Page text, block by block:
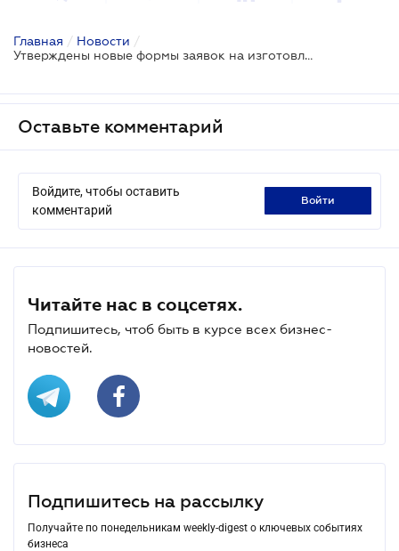
Главная / Новости /
Утверждены новые формы заявок на изготовление и приобретение акцизных марок
Оставьте комментарий
Войдите, чтобы оставить
комментарий
войти
Читайте нас в соцсетях.
Подпишитесь, чтоб быть в курсе всех бизнес-
новостей.
Подпишитесь на рассылку
Получайте по понедельникам weekly-digest о ключевых событиях
бизнеса